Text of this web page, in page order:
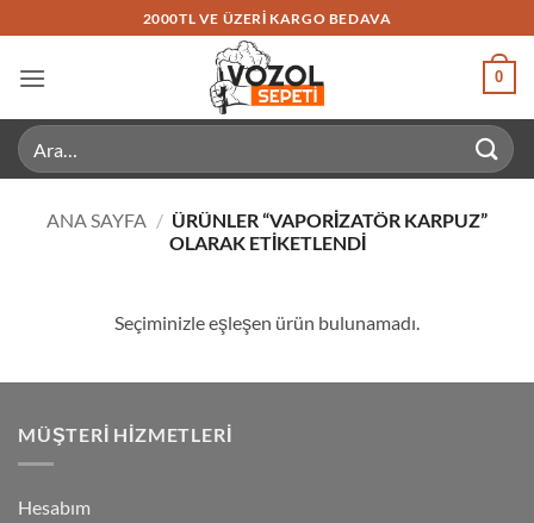
atla
2000TL VE ÜZERI KARGO BEDAVA
0
Ara:
ANA SAYFA / ÜRÜNLER “VAPORIZATÖR KARPUZ”
OLARAK ETIKETLENDI
Seçiminizle eşleşen ürün bulunamadı.
MÜŞTERI HIZMETLERI
Hesabım